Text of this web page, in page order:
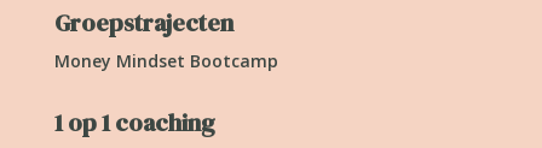
Groepstrajecten
Money Mindset Bootcamp
1 op 1 coaching